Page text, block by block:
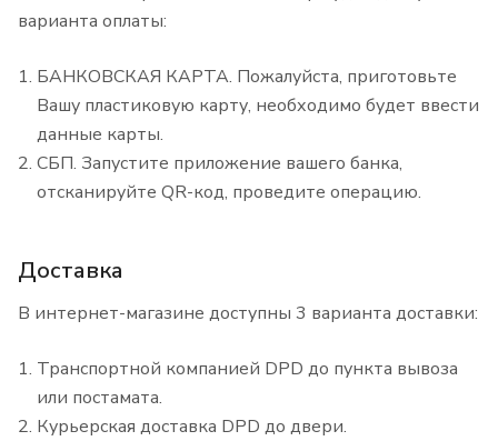
варианта оплаты:
БАНКОВСКАЯ КАРТА. Пожалуйста, приготовьте
Вашу пластиковую карту, необходимо будет ввести
данные карты.
СБП. Запустите приложение вашего банка,
отсканируйте QR-код, проведите операцию.
Доставка
В интернет-магазине доступны 3 варианта доставки:
Транспортной компанией DPD до пункта вывоза
или постамата.
Курьерская доставка DPD до двери.